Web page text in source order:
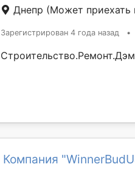
Днепр (Может приехать
Зарегистрирован 4 года назад •
Компания